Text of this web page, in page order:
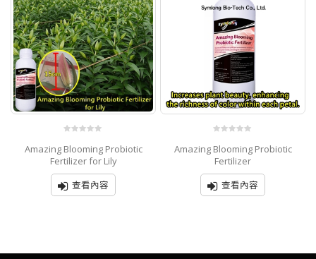
out
5
Amazing Blooming Probiotic
Fertilizer for Lily
查看內容
out
5
Amazing Blooming Probiotic
Fertilizer
查看內容